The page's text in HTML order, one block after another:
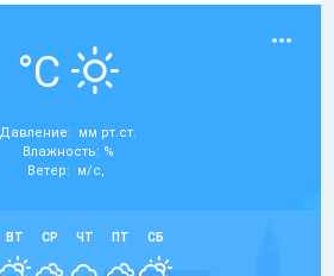
°C
Давление: мм рт.ст.
Влажность: %
Ветер: м/с,
ВТ СР ЧТ ПТ СБ